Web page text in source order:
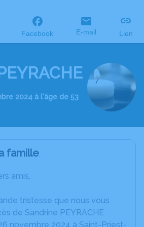
Facebook E-mail Lien
2024 à l'âge de 53
famille
amis,
tristesse que nous vous
de Sandrine PEYRACHE
novembre 2024 à Saint-Priest-